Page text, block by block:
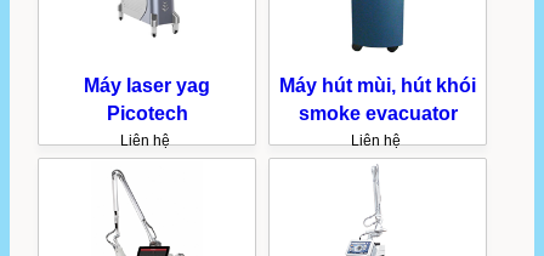
Máy laser yag
Picotech
Liên hệ
Máy hút mùi, hút khói
smoke evacuator
Liên hệ